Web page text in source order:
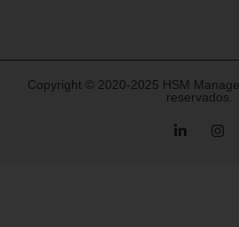
Copyright © 2020-2025 HSM
reservados.